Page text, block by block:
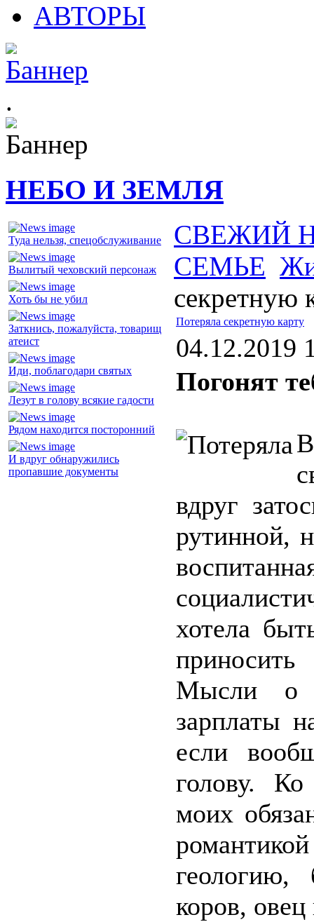
АВТОРЫ
.
НЕБО И ЗЕМЛЯ
Туда нельзя, спецобслуживание
Вылитый чеховский персонаж
Хоть бы не убил
Заткнись, пожалуйста, товарищ
атеист
Иди, поблагодари святых
Лезут в голову всякие гадости
Рядом находится посторонний
И вдруг обнаружились
пропавшие документы
СВЕЖИЙ
СЕМЬЕ
секретную
Потеряла секретную карту
04.12.2019
Погонят
вдруг
рутинной,
хотела
Мысли о
зарплаты
если
голову.
моих
коров, овец